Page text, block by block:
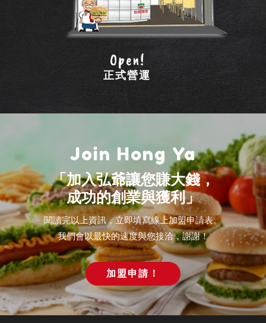
Open!
正式營運
Join Hong Ya
「加入弘爺讓您賺大錢，
成功的創業與獲利」
閱讀完以上資訊，立即填寫線上加盟申請表。
我們會以最快的速度與您接洽，謝謝！
加盟申請！